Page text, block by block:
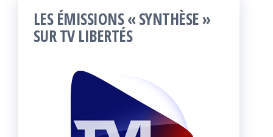
LES ÉMISSIONS « SYNTHÈSE »
SUR TV LIBERTÉS